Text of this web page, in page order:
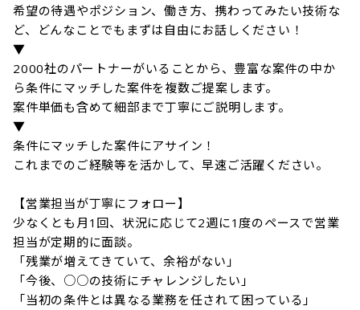
希望の待遇やポジション、働き方、携わってみたい技術な
ど、どんなことでもまずは自由にお話しください！
▼
2000社のパートナーがいることから、豊富な案件の中か
ら条件にマッチした案件を複数ご提案します。
案件単価も含めて細部まで丁寧にご説明します。
▼
条件にマッチした案件にアサイン！
これまでのご経験等を活かして、早速ご活躍ください。
【営業担当が丁寧にフォロー】
少なくとも月1回、状況に応じて2週に1度のペースで営業
担当が定期的に面談。
「残業が増えてきていて、余裕がない」
「今後、○○の技術にチャレンジしたい」
「当初の条件とは異なる業務を任されて困っている」